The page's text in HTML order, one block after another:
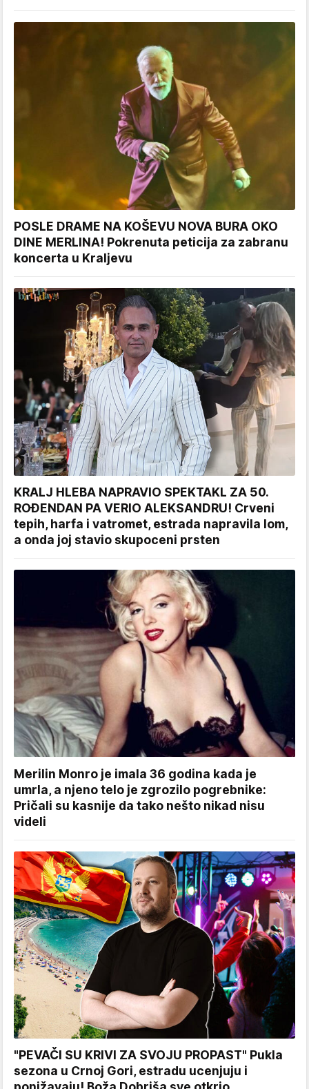
POSLE DRAME NA KOŠEVU NOVA BURA OKO
DINE MERLINA! Pokrenuta peticija za zabranu
koncerta u Kraljevu
KRALJ HLEBA NAPRAVIO SPEKTAKL ZA 50.
ROĐENDAN PA VERIO ALEKSANDRU! Crveni
tepih, harfa i vatromet, estrada napravila lom,
a onda joj stavio skupoceni prsten
Merilin Monro je imala 36 godina kada je
umrla, a njeno telo je zgrozilo pogrebnike:
Pričali su kasnije da tako nešto nikad nisu
videli
"PEVAČI SU KRIVI ZA SVOJU PROPAST" Pukla
sezona u Crnoj Gori, estradu ucenjuju i